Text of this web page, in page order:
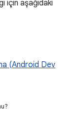
için aşağıdaki
(Android Dev